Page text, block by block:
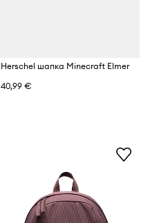
Herschel шапка Minecraft Elmer
40,99 €